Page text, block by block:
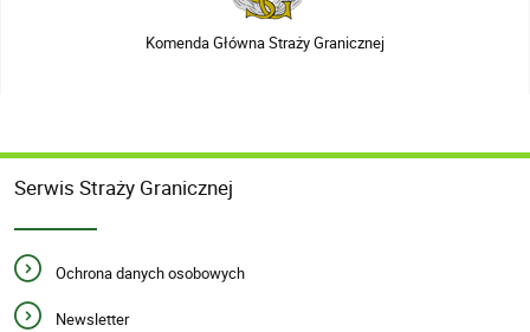
Komenda Główna Straży Granicznej
Serwis Straży Granicznej
Ochrona danych osobowych
Newsletter